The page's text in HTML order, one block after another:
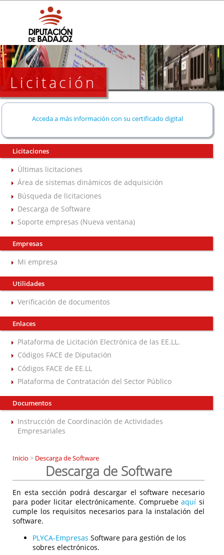
Licitación
Acceda a más información con su certificado digital
Licitaciones
Últimas licitaciones
Área de sistemas dinámicos de adquisición
Búsqueda de licitaciones
Descarga de Software
Soporte empresas (Nueva ventana)
Empresas
Mi empresa
Utilidades
Verificación de documentos
Enlaces
Plataforma de Licitación Electrónica de las EE.LL.
Códigos FACE de Diputación
Códigos FACE de EE.LL
Plataforma de Contratación del Sector Público
Documentos
Instrucción de Coordinación de Actividades
Empresariales
Inicio > Descarga de Software
Descarga de Software
En esta sección podrá descargar el software necesario
para poder licitar electrónicamente. Compruebeaquí si
cumple los requisitos necesarios para la instalación del
software.
PLYCA-Empresas Software para gestión de los
sobres electrónicos.